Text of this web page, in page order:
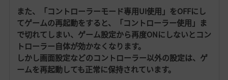
また、「コントローラーモード専用UI使用」をOFFにし
てゲームの再起動をすると、「コントローラー使用」ま
で切れてしまい、ゲーム設定から再度ONにしないとコン
トローラー自体が効かなくなります。
しかし画面設定などのコントローラー以外の設定は、ゲ
ームを再起動しても正常に保持されています。